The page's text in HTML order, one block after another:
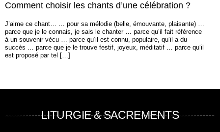
Comment choisir les chants d’une célébration ?
J’aime ce chant… … pour sa mélodie (belle, émouvante, plaisante) …
parce que je le connais, je sais le chanter … parce qu’il fait référence
à un souvenir vécu … parce qu‘il est connu, populaire, qu‘il a du
succès … parce que je le trouve festif, joyeux, méditatif … parce qu‘il
est proposé par tel […]
LITURGIE & SACREMENTS